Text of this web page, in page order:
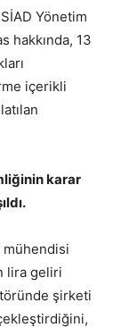
Yönetim
hakkında, 13
içerikli
karar
mühendisi
lira geliri
şirketi